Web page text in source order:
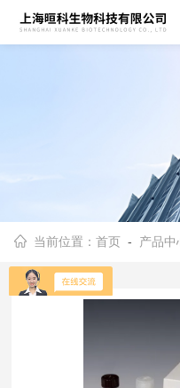
当前位置：首页 - 产品中